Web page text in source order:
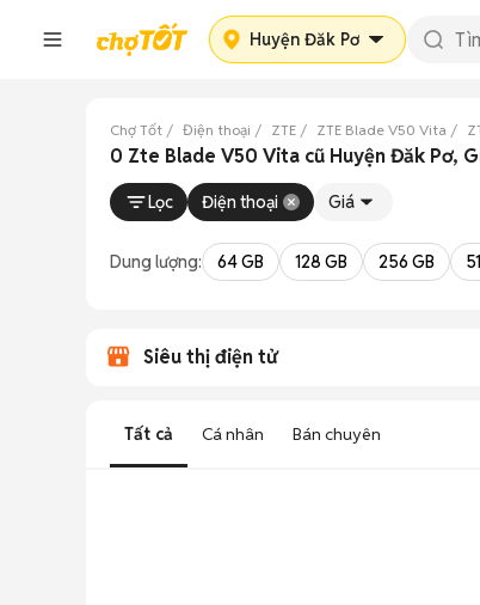
Huyện Đăk Pơ
Chợ Tốt Điện thoại ZTE ZTE Blade V50 Vita
0 Zte Blade V50 Vita cũ Huyện Đăk Pơ,
Lọc Điện thoại Giá
Dung lượng: 64 GB 128 GB 256 GB
Siêu thị điện tử
Tất cả Cá nhân Bán chuyên